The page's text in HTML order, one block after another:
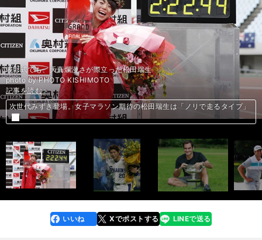
表彰式でも、天真爛漫さが際立った松田瑞生
photo by PHOTO KISHIMOTO
記事を読む＞
次世代みずき登場。女子マラソン期待の松田瑞生は「ノリで走るタイプ」
記事を読む＞
川崎憲次郎が明かす、ドラゴンズFA移籍後の「つらすぎる４年間」
記事を読む＞
36歳でも強くなるフェデラー。ケガ続出のライバル勢に止められるのか
記事を読む＞
松山英樹が「怖い」と言った暴れん坊、ジョン・ラームが世界２位に
記事を読む＞
ハリルも注視か？ 森岡亮太がベルギーリーグでプレーオフ進出に迫る
記事を読む＞
ヘタフェ柴崎岳のスタメンに黄信号。チームの前線２枠にライバル出現
記事を読む＞
タイガー・ウッズ復帰フィーバーの中、松山英樹は今季初Ｖへ予行演習？
前へ
faceboo
k
いいね Xでポストする
line LINEで送る